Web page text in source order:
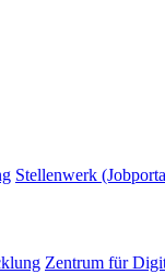
Stellenwerk
Zentrum für